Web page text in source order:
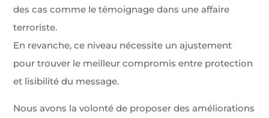
des cas comme le témoignage dans une affaire
terroriste.
En revanche, ce niveau nécessite un ajustement
pour trouver le meilleur compromis entre protection
et lisibilité du message.
Nous avons la volonté de proposer des améliorations